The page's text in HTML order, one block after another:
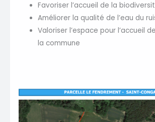
Favoriser l’accueil de la
Améliorer la qualité de l’eau du
Valoriser l’espace pour l’accueil
la commune